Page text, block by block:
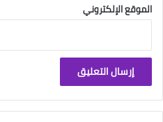
الموقع الإلكتروني